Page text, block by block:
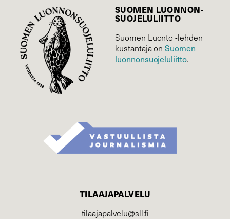
SUOMEN LUONNON­
SUOJELU­LIITTO
Suomen Luonto -lehden
kustantaja onSuomen
luonnonsuojelu­liitto.
TILAAJAPALVELU
tilaajapalvelu@sll.fi